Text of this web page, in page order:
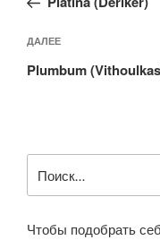
Следующая
запись
ДАЛЕЕ
Plumbum
Чтобы подобрать